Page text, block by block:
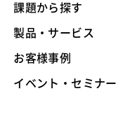
課題から探す
製品・サービス
お客様事例
イベント・セミナー